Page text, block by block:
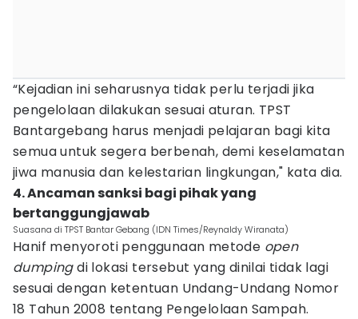
“Kejadian ini seharusnya tidak perlu terjadi jika
pengelolaan dilakukan sesuai aturan. TPST
Bantargebang harus menjadi pelajaran bagi kita
semua untuk segera berbenah, demi keselamatan
jiwa manusia dan kelestarian lingkungan," kata dia.
4. Ancaman sanksi bagi pihak yang
bertanggungjawab
Suasana di TPST Bantar Gebang (IDN Times/Reynaldy Wiranata)
Hanif menyoroti penggunaan metode open
dumpingdi lokasi tersebut yang dinilai tidak lagi
sesuai dengan ketentuan Undang-Undang Nomor
18 Tahun 2008 tentang Pengelolaan Sampah.